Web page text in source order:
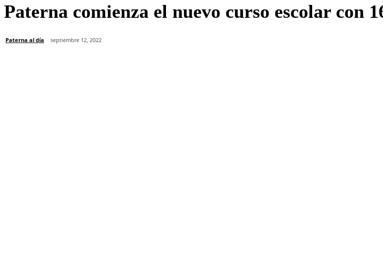
Paterna comienza el nuevo curso escolar con
Paterna al día septiembre 12, 2022